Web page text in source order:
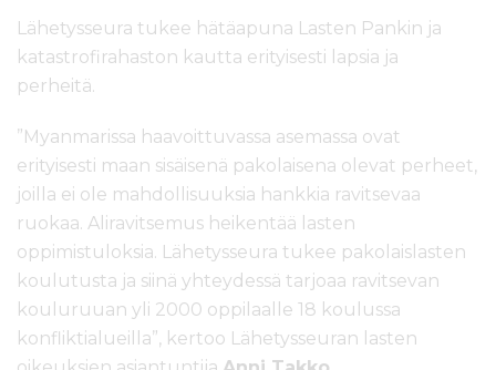
Lähetysseura tukee hätäapuna Lasten Pankin ja
katastrofirahaston kautta erityisesti lapsia ja
perheitä.
”Myanmarissa haavoittuvassa asemassa ovat
erityisesti maan sisäisenä pakolaisena olevat perheet,
joilla ei ole mahdollisuuksia hankkia ravitsevaa
ruokaa. Aliravitsemus heikentää lasten
oppimistuloksia. Lähetysseura tukee pakolaislasten
koulutusta ja siinä yhteydessä tarjoaa ravitsevan
kouluruuan yli 2000 oppilaalle 18 koulussa
konfliktialueilla”, kertoo Lähetysseuran lasten